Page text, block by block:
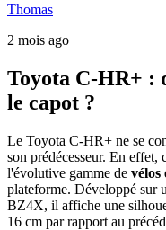
Thomas
2 mois ago
Toyota C-HR+ :
le capot ?
Le Toyota C-HR+ ne se
son prédécesseur. En
l'évolutive gamme de vélos
plateforme. Développé sur
BZ4X, il affiche une
16 cm par rapport au